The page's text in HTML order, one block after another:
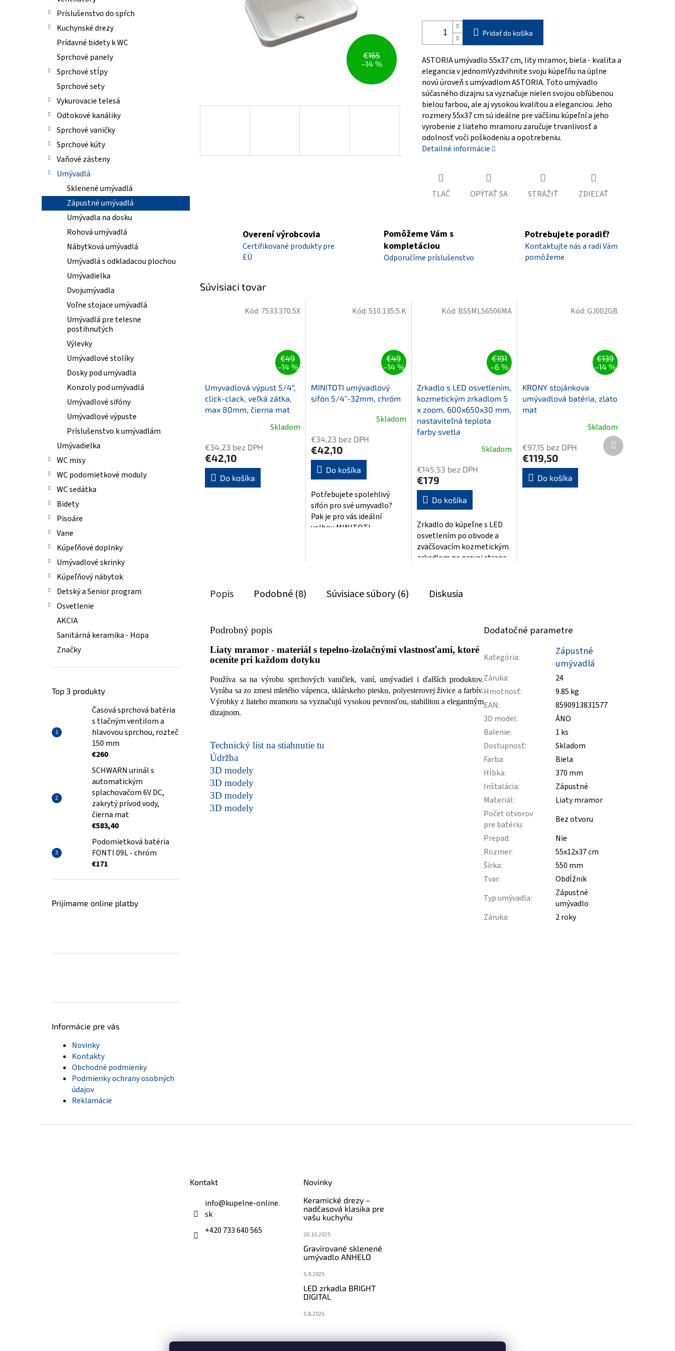
Príslušenstvo do spŕch
Kuchynské drezy
Prídavné bidety k WC
Sprchové panely
Sprchové stĺpy
Sprchové sety
Vykurovacie telesá
Odtokové kanáliky
Sprchové vaničky
Sprchové kúty
Vaňové zásteny
Umývadlá
Sklenené umývadlá
Zápustné umývadlá
Umývadla na dosku
Rohová umývadlá
Nábytková umývadlá
Umývadlá s odkladacou plochou
Umývadielka
Dvojumývadla
Voľne stojace umývadlá
Umývadlá pre telesne
postihnutých
Výlevky
Umývadlové stolíky
Dosky pod umývadla
Konzoly pod umývadlá
Umývadlové sifóny
Umývadlové výpuste
Príslušenstvo k umývadlám
Umývadielka
WC misy
WC podomietkové moduly
WC sedátka
Bidety
Pisoáre
Vane
Kúpeľňové doplnky
Umývadlové skrinky
Kúpeľňový nábytok
Detský a Senior program
Osvetlenie
AKCIA
Sanitárná keramika - Hopa
Značky
Top 3 produkty
Časová sprchová batéria
s tlačným ventilom a
hlavovou sprchou, rozteč
150 mm
€260
SCHWARN urinál s
automatickým
splachovačom 6V DC,
zakrytý prívod vody,
čierna mat
€583,40
Podomietková batéria
FONTI 09L - chróm
€171
Prijímame online platby
Informácie pre vás
Novinky
Kontakty
Obchodné podmienky
Podmienky ochrany osobných
údajov
Reklamácie
€165
–14 %
Pridať do košíka
ASTORIA umývadlo 55x37 cm, lity mramor, biela - kvalita a
elegancia v jednomVyzdvihnite svoju kúpeľňu na úplne
novú úroveň s umývadlom ASTORIA. Toto umývadlo
súčasného dizajnu sa vyznačuje nielen svojou obľúbenou
bielou farbou, ale aj vysokou kvalitou a eleganciou. Jeho
rozmery 55x37 cm sú ideálne pre väčšinu kúpeľní a jeho
vyrobenie z liateho mramoru zaručuje trvanlivosť a
odolnosť voči poškodeniu a opotrebeniu.
Detailné informácie
TLAČ OPÝTAŤ SA STRÁŽIŤ ZDIEĽAŤ
Overení výrobcovia
Certifikované produkty pre
EÚ
Pomôžeme Vám s
kompletáciou
Odporučíme príslušenstvo
Potrebujete poradiť?
Kontaktujte nás a radi Vám
pomôžeme
Súvisiaci tovar
€49
–14 %
Umyvadlová výpust 5/4“,
click-clack, veľká zátka,
max 80mm, čierna mat
Skladom
€34,23 bez DPH
€42,10
Do košíka
Kód: 7533.370.5X
€49
–14 %
MINITOTI umývadlový
sifón 5/4"-32mm, chróm
Skladom
€34,23 bez DPH
€42,10
Do košíka
Potřebujete spolehlivý
sifón pro své umyvadlo?
Pak je pro vás ideální
volbou MINITOTI
Kód:510.135.5.K
€191
–6 %
Zrkadlo s LED osvetlením,
kozmetickým zrkadlom 5
x zoom, 600x650x30 mm,
nastaviteľná teplota
farby svetla
produktu
je
4,3
hviezdičiek.
Skladom
€145,53 bez DPH
€179
Do košíka
Zrkadlo do kúpeľne s LED
osvetlením po obvode a
zväčšovacím kozmetickým
zrkadlom na pravej strane.
Kód: BSSMLS6506MA
€139
–14 %
KRONY stojánkova
umývadlová batéria, zlato
mat
Skladom
€97,15 bez DPH
€119,50
Do košíka
Kód:GJ002GB
Ďalší
produkt
Popis Podobné (8) Súvisiace súbory (6) Diskusia
Podrobný popis
Liaty mramor - materiál s tepelno-izolačnými vlastnosťami, ktoré
oceníte pri každom dotyku
Používa sa na výrobu sprchových vaničiek, vaní, umývadiel i ďalších produktov.
Vyrába sa zo zmesi mletého vápenca, sklárskeho piesku, polyesterovej živice a farbív.
Výrobky z liateho mramoru sa vyznačujú vysokou pevnosťou, stabilitou a elegantným
dizajnom.
Technický list na stiahnutie tu
Údržba
3D modely
3D modely
3D modely
3D modely
Dodatočné parametre
Kategória:
Zápustné
umývadlá
Záruka:
24
Hmotnosť:
9.85 kg
EAN:
8590913831577
3D model:
ÁNO
Balenie:
1 ks
Dostupnosť:
Skladom
Farba:
Biela
Hĺbka:
370 mm
Inštalácia:
Zápustné
Materiál:
Liaty mramor
Počet otvorov
pre batériu:
Bez otvoru
Prepad:
Nie
Rozmer:
55x12x37 cm
Šírka:
550 mm
Tvar:
Obdĺžnik
Typ umývadla:
Zápustné
umývadlo
Záruka: 2 roky
Kontakt
info@kupelne-online.
sk
+420 733 640 565
Novinky
Keramické drezy –
nadčasová klasika pre
vašu kuchyňu
20.10.2025
Gravírované sklenené
umývadlo ANHELO
5.9.2025
LED zrkadla BRIGHT
DIGITAL
5.8.2025